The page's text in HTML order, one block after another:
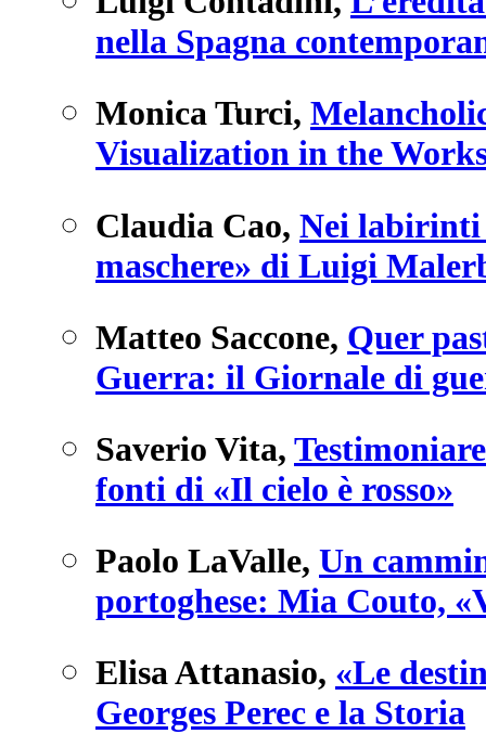
nella Spagna
Monica Turci,
Visualization in the
Claudia Cao, Nei labirinti
maschere» di Luigi
Matteo Saccone, Quer
Guerra: il Giornale di
Saverio Vita,
fonti di «Il cielo è rosso»
Paolo LaValle, Un
portoghese: Mia Couto,
Elisa Attanasio, «Le
Georges Perec e la Storia